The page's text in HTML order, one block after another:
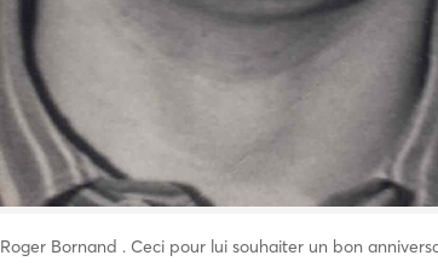
Bornand . Ceci pour lui souhaiter un bon